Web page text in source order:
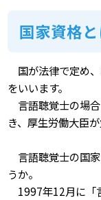
国家資格
国が法律で定め
をいいます。
言語聴覚士の場
き、厚生労働大臣が
言語聴覚士の国
うか。
1997年12月に「